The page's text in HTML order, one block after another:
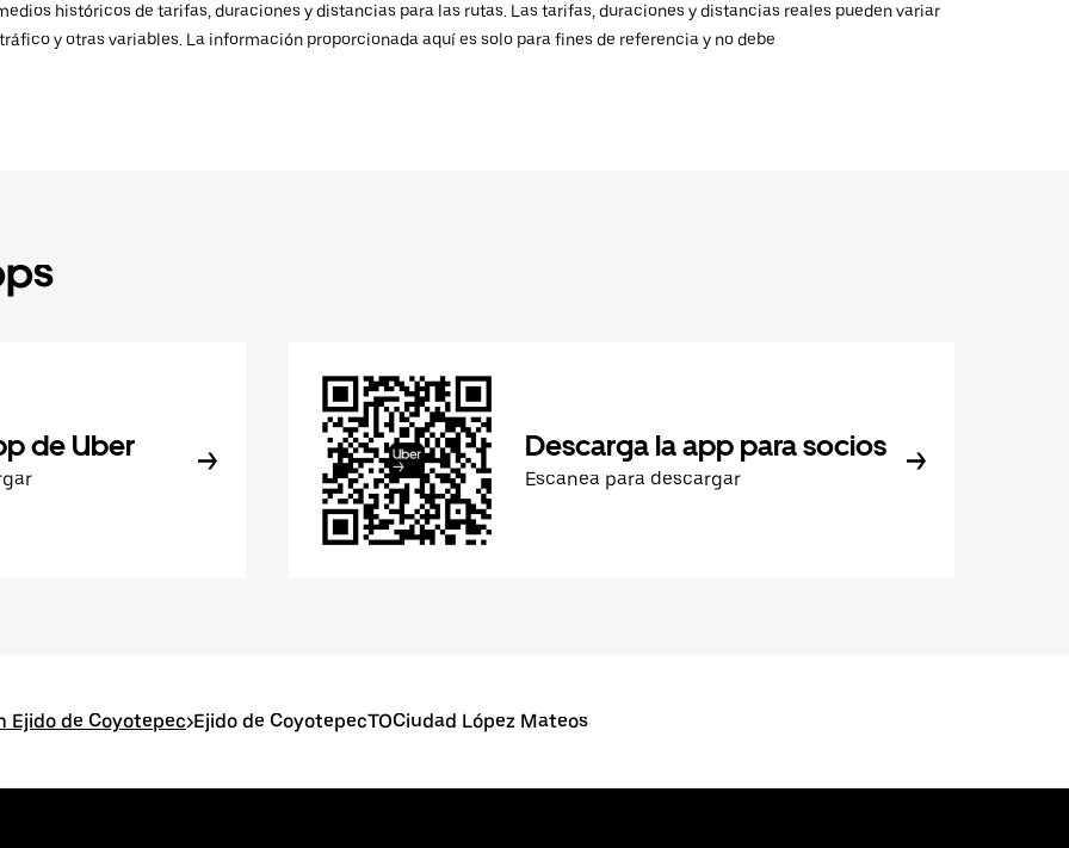
históricos de tarifas, duraciones y distancias para las rutas. Las tarifas, duraciones y distancias reales pueden variar
y otras variables. La información proporcionada aquí es solo para fines de referencia y no debe
de Uber Descarga la app para socios
Escanea para descargar
Ejido de Coyotepec>Ejido de CoyotepecTOCiudad López Mateos